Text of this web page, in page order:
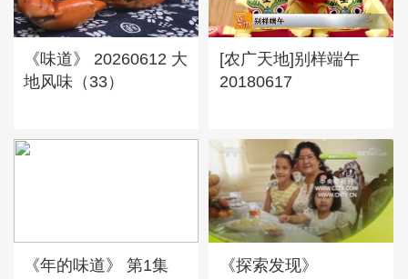
《味道》 20260612 大
地风味（33）
[农广天地]别样端午
20180617
《年的味道》 第1集
《探索发现》